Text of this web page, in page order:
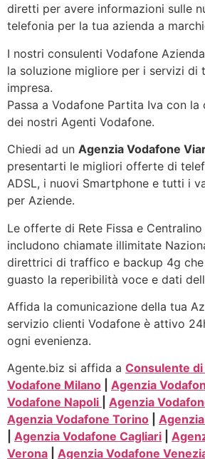
diretti per avere informazioni sulle
telefonia per la tua azienda a
I nostri consulenti Vodafone
la soluzione migliore per i servizi di
impresa.
Passa a Vodafone Partita Iva con la
dei nostri Agenti Vodafone.
Chiedi ad un Agenzia Vodafone
presentarti le migliori offerte di
ADSL, i nuovi Smartphone e tutti i
per Aziende.
Le offerte di Rete Fissa e
includono chiamate illimitate
direttrici di traffico e backup 4g
guasto la reperibilità voce e dati
Affida la comunicazione della tua
servizio clienti Vodafone è attivo
ogni evenienza.
Agente.biz si affida a Consulente
Vodafone Milano
Agenzia
Vodafone Napoli
Agenzia
Agenzia Vodafone Torino
Agenzia Vodafone Cagliari
Verona
Agenzia Vodafone